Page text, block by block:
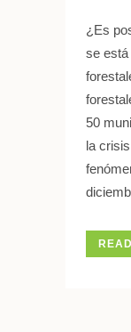
¿Es
se está
50
la